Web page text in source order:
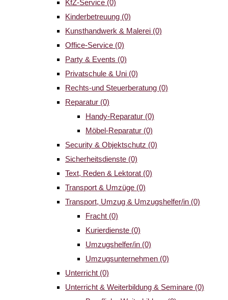
KfZ-Service (0)
Kinderbetreuung (0)
Kunsthandwerk & Malerei (0)
Office-Service (0)
Party & Events (0)
Privatschule & Uni (0)
Rechts-und Steuerberatung (0)
Reparatur (0)
Handy-Reparatur (0)
Möbel-Reparatur (0)
Security & Objektschutz (0)
Sicherheitsdienste (0)
Text, Reden & Lektorat (0)
Transport & Umzüge (0)
Transport, Umzug & Umzugshelfer/in (0)
Fracht (0)
Kurierdienste (0)
Umzugshelfer/in (0)
Umzugsunternehmen (0)
Unterricht (0)
Unterricht & Weiterbildung & Seminare (0)